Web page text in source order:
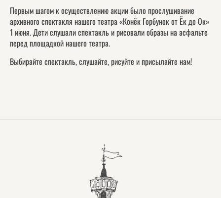
Первым шагом к осуществлению акции было прослушивание
архивного спектакля нашего театра «Конёк Горбунок от Ёк до Ок»
1 июня. Дети слушали спектакль и рисовали образы на асфальте
перед площадкой нашего театра.
Выбирайте спектакль, слушайте, рисуйте и присылайте нам!